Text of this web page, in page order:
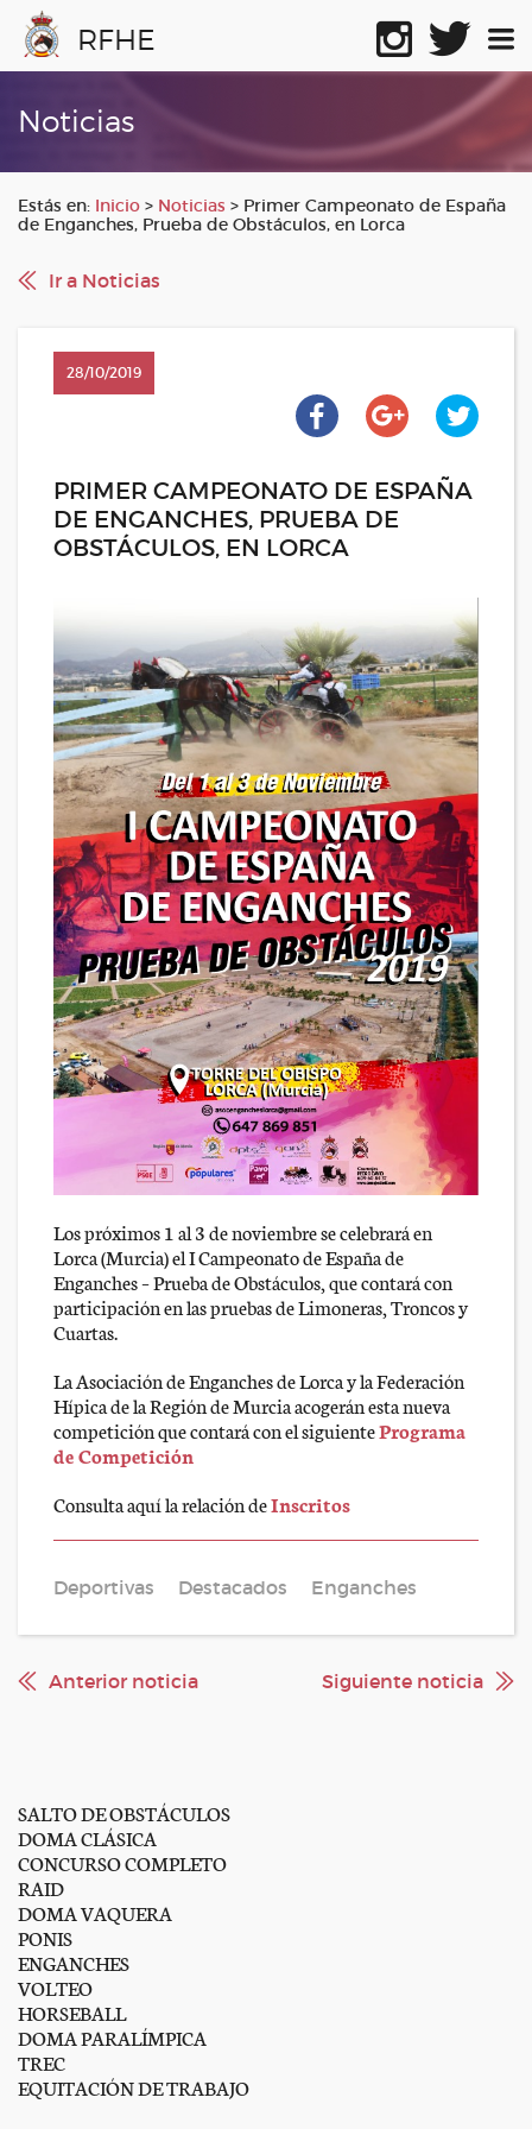
RFHE
Noticias
Estás en: Inicio > Noticias > Primer Campeonato de España
de Enganches, Prueba de Obstáculos, en Lorca
Ir a Noticias
28/10/2019
PRIMER CAMPEONATO DE ESPAÑA
DE ENGANCHES, PRUEBA DE
OBSTÁCULOS, EN LORCA
Los próximos 1 al 3 de noviembre se celebrará en
Lorca (Murcia) el I Campeonato de España de
Enganches – Prueba de Obstáculos, que contará con
participación en las pruebas de Limoneras, Troncos y
Cuartas.
La Asociación de Enganches de Lorca y la Federación
Hípica de la Región de Murcia acogerán esta nueva
competición que contará con el siguientePrograma
de Competición
Consulta aquí la relación deInscritos
Deportivas Destacados Enganches
Anterior noticia Siguiente noticia
SALTO DE OBSTÁCULOS
DOMA CLÁSICA
CONCURSO COMPLETO
RAID
DOMA VAQUERA
PONIS
ENGANCHES
VOLTEO
HORSEBALL
DOMA PARALÍMPICA
TREC
EQUITACIÓN DE TRABAJO